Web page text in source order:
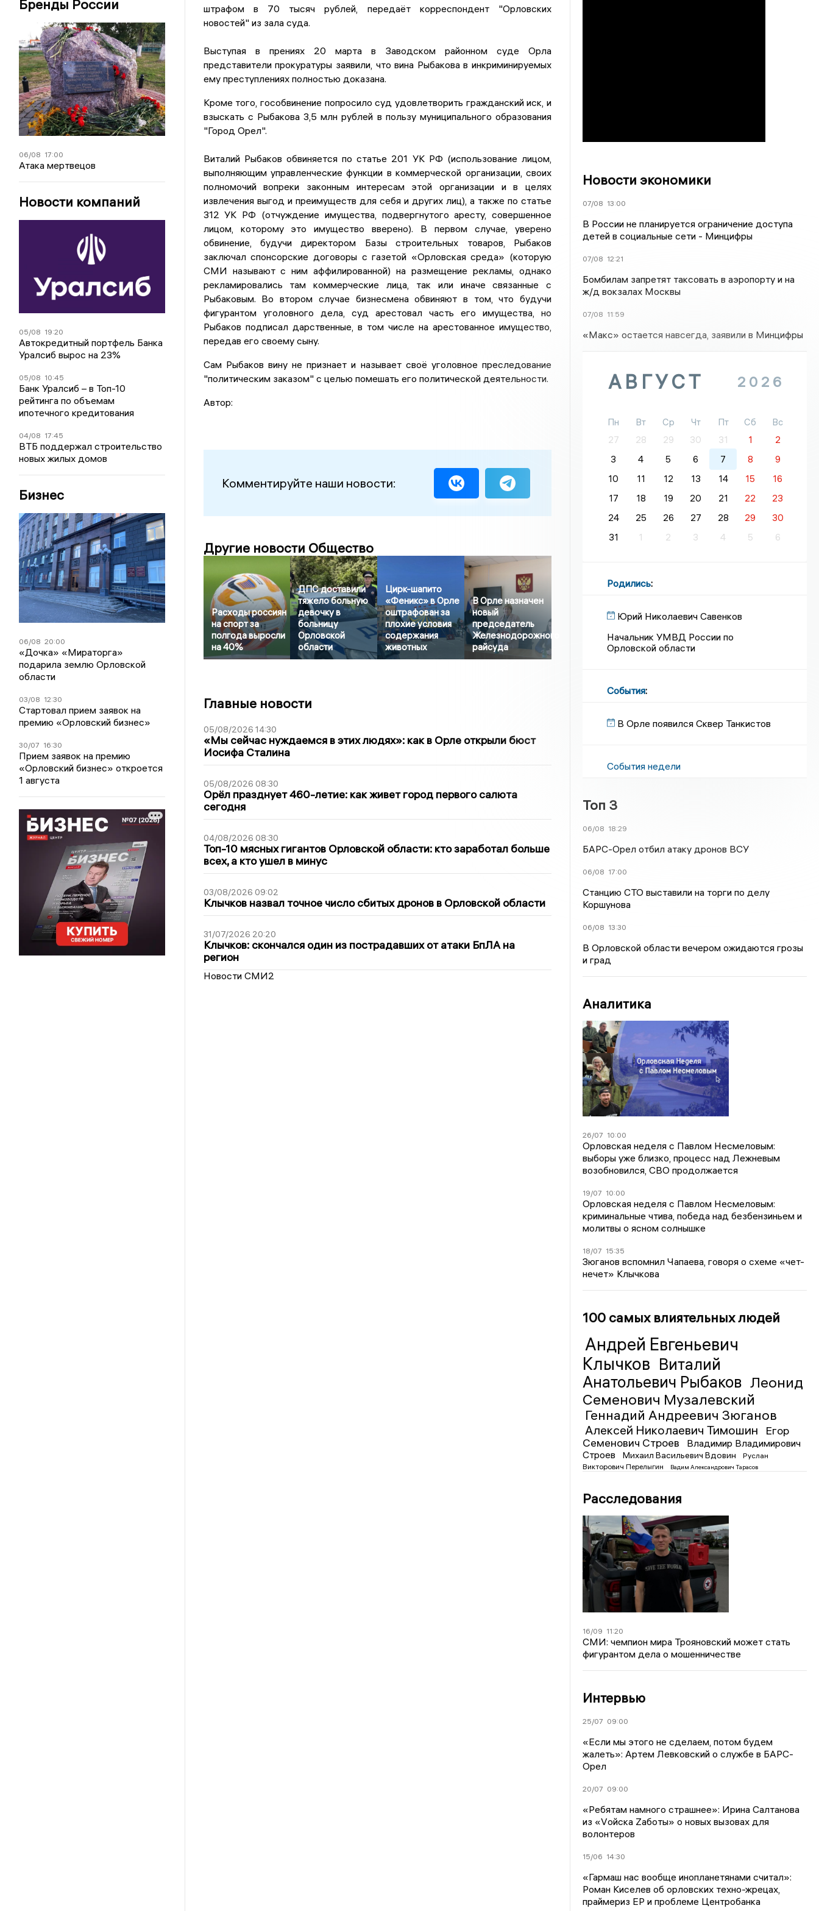
Бренды России
06/08 17:00
Атака мертвецов
Новости компаний
05/08 19:20
Автокредитный портфель Банка
Уралсиб вырос на 23%
05/08 10:45
Банк Уралсиб – в Топ-10
рейтинга по объемам
ипотечного кредитования
04/08 17:45
ВТБ поддержал строительство
новых жилых домов
Бизнес
06/08 20:00
«Дочка» «Мираторга»
подарила землю Орловской
области
03/08 12:30
Стартовал прием заявок на
премию «Орловский бизнес»
30/07 16:30
Прием заявок на премию
«Орловский бизнес» откроется
1 августа
штрафом в 70 тысяч рублей, передаёт корреспондент "Орловских
новостей" из зала суда.
Выступая в прениях 20 марта в Заводском районном суде Орла
представители прокуратуры заявили, что вина Рыбакова в инкриминируемых
ему преступлениях полностью доказана.
Кроме того, гособвинение попросило суд удовлетворить гражданский иск, и
взыскать с Рыбакова 3,5 млн рублей в пользу муниципального образования
"Город Орел".
Виталий Рыбаков обвиняется по статье 201 УК РФ (использование лицом,
выполняющим управленческие функции в коммерческой организации, своих
полномочий вопреки законным интересам этой организации и в целях
извлечения выгод и преимуществ для себя и других лиц), а также по статье
312 УК РФ (отчуждение имущества, подвергнутого аресту, совершенное
лицом, которому это имущество вверено). В первом случае, уверено
обвинение, будучи директором Базы строительных товаров, Рыбаков
заключал спонсорские договоры с газетой «Орловская среда» (которую
СМИ называют с ним аффилированной) на размещение рекламы, однако
рекламировались там коммерческие лица, так или иначе связанные с
Рыбаковым. Во втором случае бизнесмена обвиняют в том, что будучи
фигурантом уголовного дела, суд арестовал часть его имущества, но
Рыбаков подписал дарственные, в том числе на арестованное имущество,
передав его своему сыну.
Сам Рыбаков вину не признает и называет своё уголовное преследование
"политическим заказом" с целью помешать его политической деятельности.
Автор:
Комментируйте наши новости:
Другие новости Общество
Расходы россиян
на спорт за
полгода выросли
на 40%
ДПС доставили
тяжело больную
девочку в
больницу
Орловской
области
Цирк-шапито
«Феникс» в Орле
оштрафован за
плохие условия
содержания
животных
В Орле назначен
новый
председатель
Железнодорожного
райсуда
Главные новости
05/08/2026 14:30
«Мы сейчас нуждаемся в этих людях»: как в Орле открыли бюст
Иосифа Сталина
05/08/2026 08:30
Орёл празднует 460-летие: как живет город первого салюта
сегодня
04/08/2026 08:30
Топ-10 мясных гигантов Орловской области: кто заработал больше
всех, а кто ушел в минус
03/08/2026 09:02
Клычков назвал точное число сбитых дронов в Орловской области
31/07/2026 20:20
Клычков: скончался один из пострадавших от атаки БпЛА на
регион
Новости СМИ2
Новости экономики
07/08 13:00
В России не планируется ограничение доступа
детей в социальные сети - Минцифры
07/08 12:21
Бомбилам запретят таксовать в аэропорту и на
ж/д вокзалах Москвы
07/08 11:59
«Макс» остается навсегда, заявили в Минцифры
АВГУСТ 2026
Пн Вт Ср Чт Пт Сб
Вс
27
28 29 30 31 1
2
3
4 5 6 7 8
9
10
11 12 13 14 15
16
17
18 19 20 21 22
23
24
25 26 27 28 29
30
31
1 2 3 4 5 6
Родились:
Юрий Николаевич Савенков
Начальник УМВД России по
Орловской области
События:
В Орле появился Сквер Танкистов
События недели
Топ 3
06/08 18:29
БАРС-Орел отбил атаку дронов ВСУ
06/08 17:00
Станцию СТО выставили на торги по делу
Коршунова
06/08 13:30
В Орловской области вечером ожидаются грозы
и град
Аналитика
26/07 10:00
Орловская неделя с Павлом Несмеловым:
выборы уже близко, процесс над Лежневым
возобновился, СВО продолжается
19/07 10:00
Орловская неделя с Павлом Несмеловым:
криминальные чтива, победа над безбензиньем и
молитвы о ясном солнышке
18/07 15:35
Зюганов вспомнил Чапаева, говоря о схеме «чет-
нечет» Клычкова
100 самых влиятельных людей
Андрей Евгеньевич
Клычков Виталий
Анатольевич Рыбаков Леонид
Семенович Музалевский
Геннадий Андреевич Зюганов
Алексей Николаевич Тимошин
Егор
Семенович Строев
Владимир Владимирович
Строев
Михаил Васильевич Вдовин
Руслан
Викторович Перелыгин
Вадим Александрович Тарасов
Расследования
16/09 11:20
СМИ: чемпион мира Трояновский может стать
фигурантом дела о мошенничестве
Интервью
25/07 09:00
«Если мы этого не сделаем, потом будем
жалеть»: Артем Левковский о службе в БАРС-
Орел
20/07 09:00
«Ребятам намного страшнее»: Ирина Салтанова
из «Vойска Zаботы» о новых вызовах для
волонтеров
15/06 14:30
«Гармаш нас вообще инопланетянами считал»:
Роман Киселев об орловских техно-жрецах,
праймериз ЕР и проблеме Центробанка